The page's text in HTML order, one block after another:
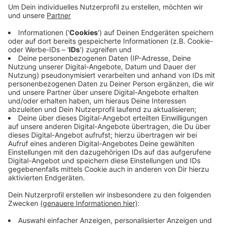
Ab 20 Uhr gibt es Wartungsarbeiten bei den Telefon-
und Internetleitungen. Das Ganze dauert bis morgen
Früh um 04 Uhr. Dann sollte alles wieder laufen. Der
Anbieter empfiehlt im Zweifel den Router einmal neu
zu starten. Die gesamten Wartungsarbeiten dauern
allerdings bis Ende Oktober (21.10.), in dieser Zeit
müssen Sie immer mal wieder mit Ausfällen rechnen.
Das Fernsehprogramm ist davon nicht betroffen.
Anzeige